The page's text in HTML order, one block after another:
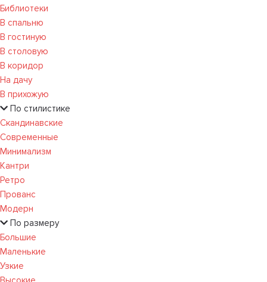
Библиотеки
В спальню
В гостиную
В столовую
В коридор
На дачу
В прихожую
По стилистике
Скандинавские
Современные
Минимализм
Кантри
Ретро
Прованс
Модерн
По размеру
Большие
Маленькие
Узкие